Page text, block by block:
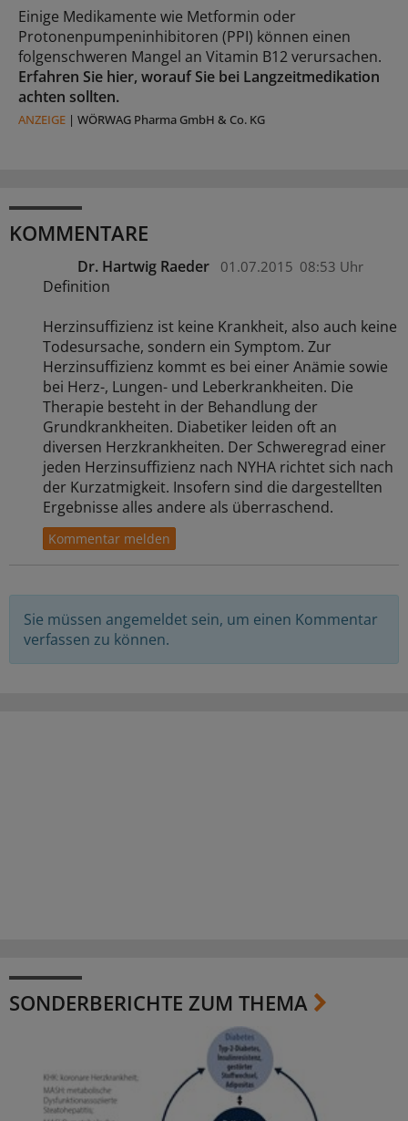
Einige Medikamente wie Metformin oder
Protonenpumpeninhibitoren (PPI) können einen
folgenschweren Mangel an Vitamin B12 verursachen.
Erfahren Sie hier, worauf Sie bei Langzeitmedikation
achten sollten.
ANZEIGE | WÖRWAG Pharma GmbH & Co. KG
KOMMENTARE
Dr. Hartwig Raeder 01.07.2015 08:53 Uhr
Definition
Herzinsuffizienz ist keine Krankheit, also auch keine
Todesursache, sondern ein Symptom. Zur
Herzinsuffizienz kommt es bei einer Anämie sowie
bei Herz-, Lungen- und Leberkrankheiten. Die
Therapie besteht in der Behandlung der
Grundkrankheiten. Diabetiker leiden oft an
diversen Herzkrankheiten. Der Schweregrad einer
jeden Herzinsuffizienz nach NYHA richtet sich nach
der Kurzatmigkeit. Insofern sind die dargestellten
Ergebnisse alles andere als überraschend.
Sie müssen angemeldet sein, um einen Kommentar
verfassen zu können.
SONDERBERICHTE ZUM THEMA